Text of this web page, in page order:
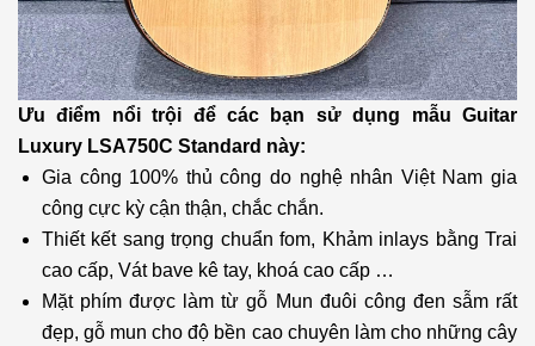
Ưu điểm nổi trội để các bạn sử dụng mẫu Guitar
Luxury LSA750C Standard này:
Gia công 100% thủ công do nghệ nhân Việt Nam gia
công cực kỳ cận thận, chắc chắn.
Thiết kết sang trọng chuẩn fom, Khảm inlays bằng Trai
cao cấp, Vát bave kê tay, khoá cao cấp …
Mặt phím được làm từ gỗ Mun đuôi công đen sẫm rất
đẹp, gỗ mun cho độ bền cao chuyên làm cho những cây